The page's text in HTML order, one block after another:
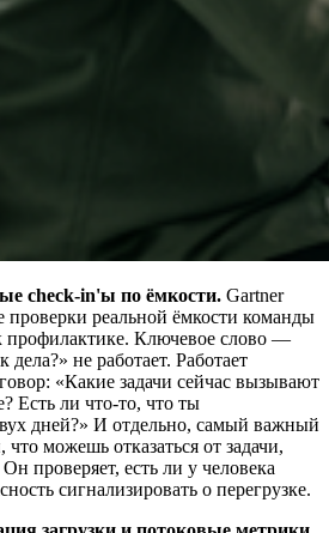
check-in'ы по ёмкости. Gartner
проверки реальной ёмкости команды
профилактике. Ключевое слово —
не работает. Работает
«Какие задачи сейчас вызывают
Есть ли что-то, что ты
дней?» И отдельно, самый важный
можешь отказаться от задачи,
проверяет, есть ли у человека
сигнализировать о перегрузке.